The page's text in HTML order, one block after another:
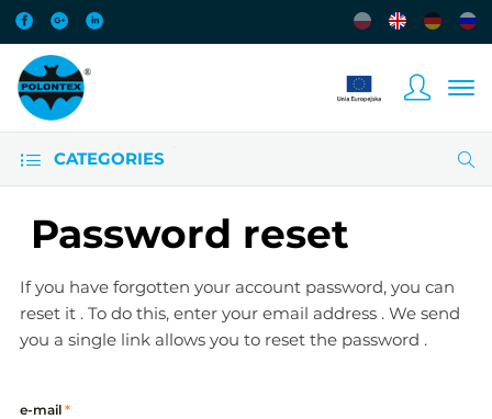
CATEGORIES
Password reset
If you have forgotten your account password, you can
reset it . To do this, enter your email address . We send
you a single link allows you to reset the password .
e-mail *